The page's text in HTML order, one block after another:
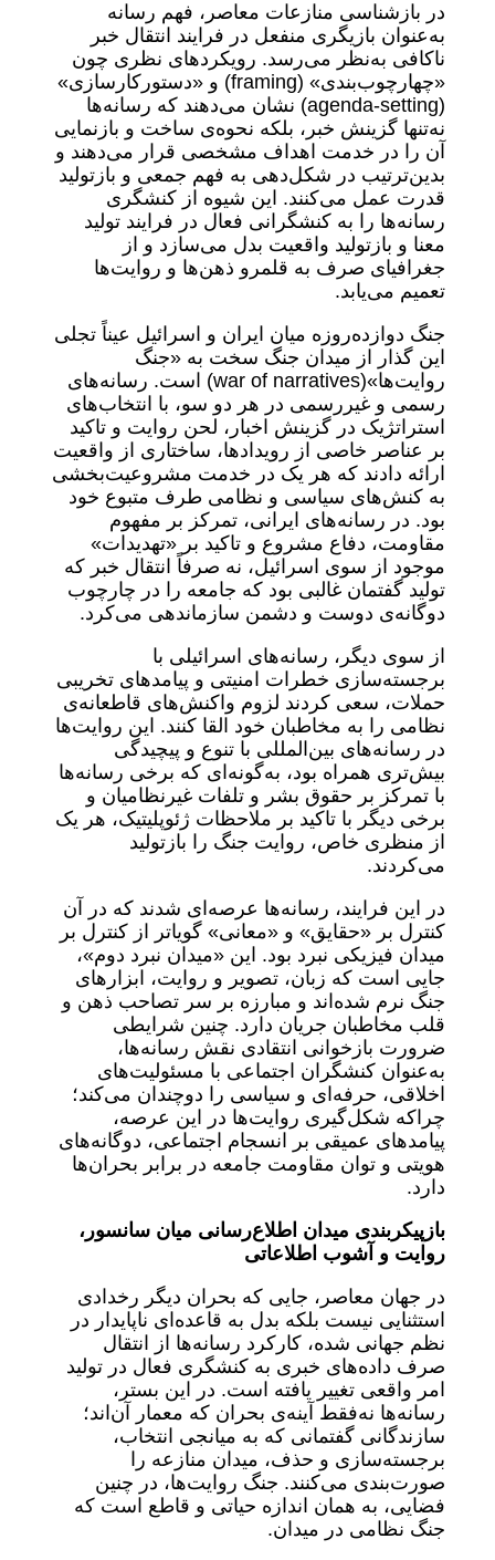
در بازشناسی منازعات معاصر، فهم رسانه
به‌عنوان بازیگری منفعل در فرایند انتقال خبر
ناکافی به‌نظر می‌رسد. رویکردهای نظری چون
«چهارچوب‌بندی» (framing) و «دستورکارسازی»
(agenda-setting) نشان می‌دهند که رسانه‌ها
نه‌تنها گزینش خبر، بلکه نحوه‌ی ساخت و بازنمایی
آن را در خدمت اهداف مشخصی قرار می‌دهند و
بدین‌ترتیب در شکل‌دهی به فهم جمعی و بازتولید
قدرت عمل می‌کنند. این شیوه از کنشگری
رسانه‌ها را به کنشگرانی فعال در فرایند تولید
معنا و بازتولید واقعیت بدل می‌سازد و از
جغرافیای صرف به قلمرو ذهن‌ها و روایت‌ها
تعمیم می‌یابد.
جنگ دوازده‌روزه میان ایران و اسرائیل عیناً تجلی
این گذار از میدان جنگ سخت به «جنگ
روایت‌ها»(war of narratives) است. رسانه‌های
رسمی و غیررسمی در هر دو سو، با انتخاب‌های
استراتژیک در گزینش اخبار، لحن روایت و تاکید
بر عناصر خاصی از رویدادها، ساختاری از واقعیت
ارائه دادند که هر یک در خدمت مشروعیت‌بخشی
به کنش‌های سیاسی و نظامی طرف متبوع خود
بود. در رسانه‌های ایرانی، تمرکز بر مفهوم
مقاومت، دفاع مشروع و تاکید بر «تهدیدات»
موجود از سوی اسرائیل، نه صرفاً انتقال خبر که
تولید گفتمان غالبی بود که جامعه را در چارچوب
دوگانه‌ی دوست و دشمن سازماندهی می‌کرد.
از سوی دیگر، رسانه‌های اسرائیلی با
برجسته‌سازی خطرات امنیتی و پیامدهای تخریبی
حملات، سعی کردند لزوم واکنش‌های قاطعانه‌ی
نظامی را به مخاطبان خود القا کنند. این روایت‌ها
در رسانه‌های بین‌المللی با تنوع و پیچیدگی
بیش‌تری همراه بود، به‌گونه‌ای که برخی رسانه‌ها
با تمرکز بر حقوق بشر و تلفات غیرنظامیان و
برخی دیگر با تاکید بر ملاحظات ژئوپلیتیک، هر یک
از منظری خاص، روایت جنگ را بازتولید
می‌کردند.
در این فرایند، رسانه‌ها عرصه‌ای شدند که در آن
کنترل بر «حقایق» و «معانی» گویاتر از کنترل بر
میدان فیزیکی نبرد بود. این «میدان نبرد دوم»،
جایی است که زبان، تصویر و روایت، ابزارهای
جنگ نرم شده‌اند و مبارزه بر سر تصاحب ذهن و
قلب مخاطبان جریان دارد. چنین شرایطی
ضرورت بازخوانی انتقادی نقش رسانه‌ها،
به‌عنوان کنشگران اجتماعی با مسئولیت‌های
اخلاقی، حرفه‌ای و سیاسی را دوچندان می‌کند؛
چراکه شکل‌گیری روایت‌ها در این عرصه،
پیامدهای عمیقی بر انسجام اجتماعی، دوگانه‌های
هویتی و توان مقاومت جامعه در برابر بحران‌ها
دارد.
بازپیکربندی میدان اطلاع‌رسانی میان سانسور،
روایت و آشوب اطلاعاتی
در جهان معاصر، جایی که بحران دیگر رخدادی
استثنایی نیست بلکه بدل به قاعده‌ای ناپایدار در
نظم جهانی شده، کارکرد رسانه‌ها از انتقال
صرف داده‌های خبری به کنشگری فعال در تولید
امر واقعی تغییر یافته است. در این بستر،
رسانه‌ها نه‌فقط آینه‌ی بحران که معمار آن‌اند؛
سازندگانی گفتمانی که به میانجی انتخاب،
برجسته‌سازی و حذف، میدان منازعه را
صورت‌بندی می‌کنند. جنگ روایت‌ها، در چنین
فضایی، به همان اندازه حیاتی و قاطع است که
جنگ نظامی در میدان.